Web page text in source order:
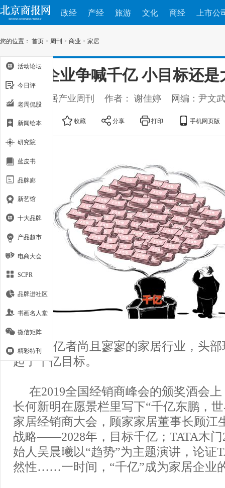
政经 产经 旅游 文化 商经 上市公
您的位置： 首页 > 周刊 > 商业 > 家居
家居企业争喊千亿 小目标还是
出处：家居产业周刊 作者： 谢佳婷 网编：尹文武
大 中 收藏 分享 打印 手机网页版
过百亿者尚且寥寥的家居行业，头
起了千亿目标。
在2019全国经销商峰会的颁奖酒会
长何新明在愿景栏里写下“千亿东鹏，
家居经销商大会，顾家家居董事长顾江
战略——2028年，目标千亿；TATA木门
始人吴晨曦以“趋势”为主题演讲，论证
然性……一时间，“千亿”成为家居企业
活动论坛
今日评
老周侃股
新闻绘本
研究院
蓝皮书
品牌廊
新艺馆
十大品牌
产品超市
电商大会
SCPR
品牌进社区
书画名人堂
微信矩阵
精彩特刊